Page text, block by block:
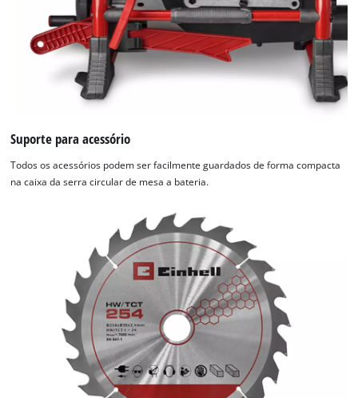
Suporte para acessório
Todos os acessórios podem ser facilmente guardados de forma compacta
na caixa da serra circular de mesa a bateria.